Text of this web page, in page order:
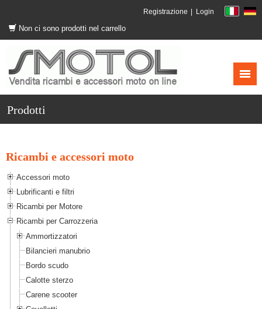
Registrazione Login
Non ci sono prodotti nel carrello
Prodotti
Ricambi e accessori moto
Accessori moto
Lubrificanti e filtri
Ricambi per Motore
Ricambi per Carrozzeria
Ammortizzatori
Bilancieri manubrio
Bordo scudo
Calotte sterzo
Carene scooter